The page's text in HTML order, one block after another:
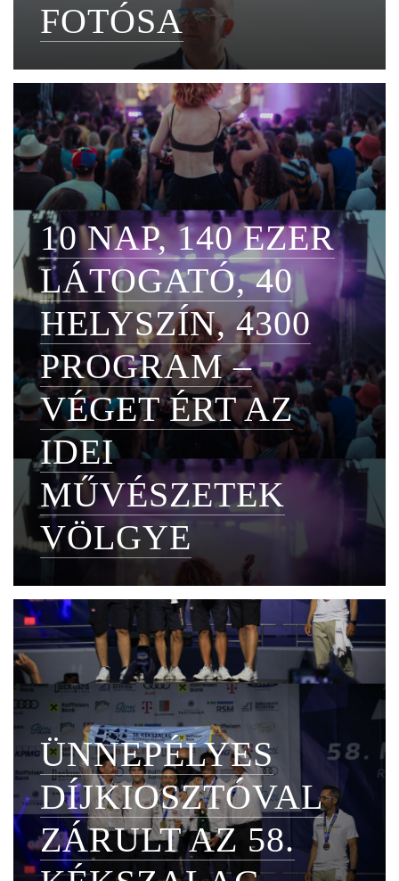
FOTÓSA
10 NAP, 140 EZER
LÁTOGATÓ, 40
HELYSZÍN, 4300
PROGRAM –
VÉGET ÉRT AZ
IDEI
MŰVÉSZETEK
VÖLGYE
ÜNNEPÉLYES
DÍJKIOSZTÓVAL
ZÁRULT AZ 58.